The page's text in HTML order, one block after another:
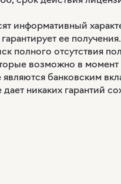
информативный
ее
полного отсутствия
возможно в момент
банковским
дает никаких гарантий